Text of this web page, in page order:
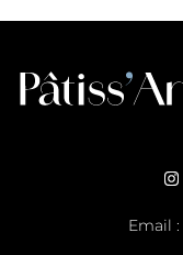
Email :